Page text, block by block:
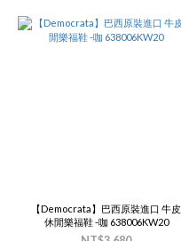
【Democrata】巴西原裝進口 牛皮
休閒樂福鞋 -咖 638006KW20